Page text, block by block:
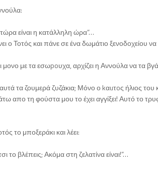
τώρα είναι η κατάλληλη ώρα”…
ο Τοτός και πάνε σε ένα δωμάτιο ξενοδοχείου
μονο με τα εσωpoυχα, αρχίζει η Αννούλα να τα
τα ζουμερά ζυζάκια; Μόνο ο kαuτoς ήλιος
απο τη φούστα μου το έχει αγγίξει! Αυτό το
το μποξεράκι και λέει:
το βλέπεις; Ακόμα στη ζελατίνα είναι!”…